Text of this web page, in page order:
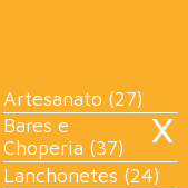
×
Artesanato (27)
Bares e
Choperia (37)
Lanchonetes (24)